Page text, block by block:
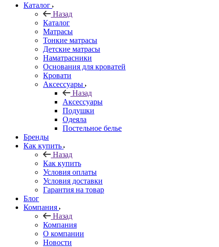
Каталог
Назад
Каталог
Матрасы
Тонкие матрасы
Детские матрасы
Наматрасники
Основания для кроватей
Кровати
Аксессуары
Назад
Аксессуары
Подушки
Одеяла
Постельное белье
Бренды
Как купить
Назад
Как купить
Условия оплаты
Условия доставки
Гарантия на товар
Блог
Компания
Назад
Компания
О компании
Новости